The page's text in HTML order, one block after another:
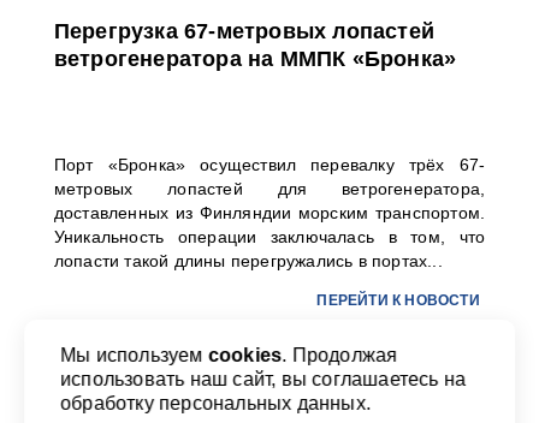
ПЕРЕЙТИ К НОВОСТИ
Перегрузка 67-метровых лопастей
ветрогенератора на ММПК «Бронка»
Порт «Бронка» осуществил перевалку трёх 67-
метровых лопастей для ветрогенератора,
доставленных из Финляндии морским транспортом.
Уникальность операции заключалась в том, что
лопасти такой длины перегружались в портах...
ПЕРЕЙТИ К НОВОСТИ
Назад 1 2 3 4 17 Вперед
Мы используем cookies. Продолжая
использовать наш сайт, вы соглашаетесь на
обработку персональных данных.